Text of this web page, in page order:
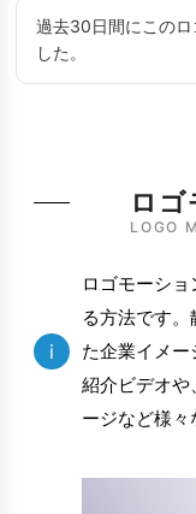
過去30日間にこの
した。
ロ
LOGO
i
ロゴモーシ
る方法です
た企業イメ
紹介ビデオや
ージなど様々